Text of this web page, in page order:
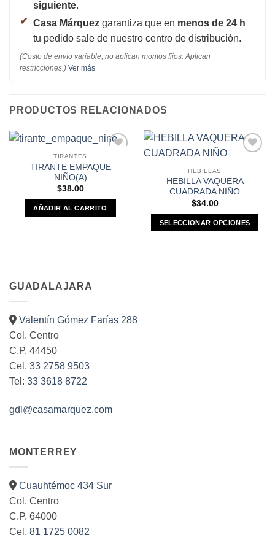
siguiente.
Casa Márquez garantiza que en menos de 24 h
tu pedido sale de nuestro centro de distribución.
(Costo de envío variable; no aplican montos fijos. Aplican
restricciones.) Ver más
PRODUCTOS RELACIONADOS
Favoritos
TIRANTES
TIRANTE EMPAQUE
NIÑO(A)
$38.00
AÑADIR AL CARRITO
HEBILLAS
HEBILLA VAQUERA
CUADRADA NIÑO
$34.00
SELECCIONAR OPCIONES
GUADALAJARA
Valentín Gómez Farías 288
Col. Centro
C.P. 44450
Cel. 33 2758 9503
Tel: 33 3618 8722
gdl@casamarquez.com
MONTERREY
Cuauhtémoc 434 Sur
Col. Centro
C.P. 64000
Cel. 81 1725 0082